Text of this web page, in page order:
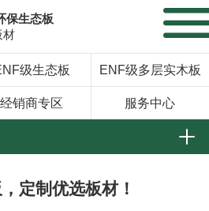
保生态板
材
级生态板 ENF级多层实木板
经销商专区 服务中心
定制优选板材！